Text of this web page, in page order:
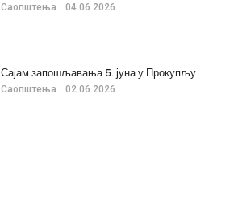
Саопштења 04.06.2026.
Саопштења 02.06.2026.
Сајам запошљавања 5. јуна у Прокупљу